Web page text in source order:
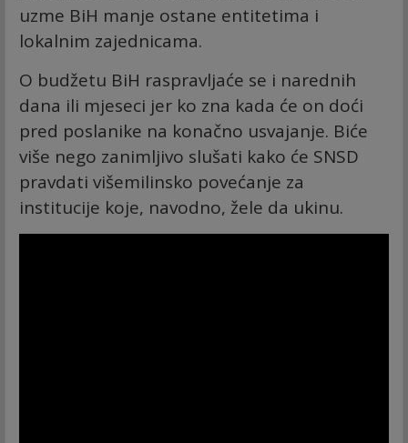
uzme BiH manje ostane entitetima i
lokalnim zajednicama.
O budžetu BiH raspravljaće se i narednih
dana ili mjeseci jer ko zna kada će on doći
pred poslanike na konačno usvajanje. Biće
više nego zanimljivo slušati kako će SNSD
pravdati višemilinsko povećanje za
institucije koje, navodno, žele da ukinu.